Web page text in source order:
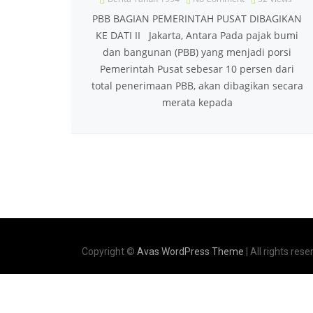
PBB BAGIAN PEMERINTAH PUSAT DIBAGIKAN
KE DATI II Jakarta, Antara Pada pajak bumi
dan bangunan (PBB) yang menjadi porsi
Pemerintah Pusat sebesar 10 persen dari
total penerimaan PBB, akan dibagikan secara
merata kepada
Copyright © Avas WordPress Theme | All rights